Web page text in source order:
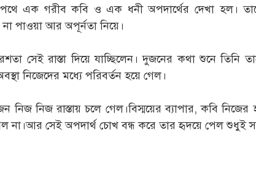
এক গরীব কবি ও এক ধনী অপদার্থের দেখা হল।
না পাওয়া আর অপূর্নতা নিয়ে।
সেই রাস্তা দিয়ে যাচ্ছিলেন। দুজনের কথা শুনে তিনি
নিজেদের মধ্যে পরিবর্তন হয়ে গেল।
নিজ নিজ রাস্তায় চলে গেল।বিস্ময়ের ব্যাপার, কবি
না।আর সেই অপদার্থ চোখ বন্ধ করে তার হৃদয়ে পেল শুধুই